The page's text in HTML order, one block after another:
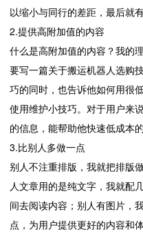
以缩小与同行的差距，最后就
2.提供高附加值的内容
什么是高附加值的内容？我的
要写一篇关于搬运机器人选购
巧的同时，也告诉他如何用很
使用维护小技巧。对于用户来
的信息，能帮助他快速低成本
3.比别人多做一点
别人不注重排版，我就把排版
人文章用的是纯文字，我就配
间去阅读内容；别人有图片，
点，为用户提供更好的内容和